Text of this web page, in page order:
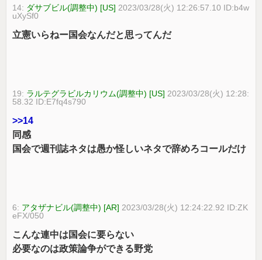
14: ダサブビル(調整中) [US] 2023/03/28(火) 12:26:57.10 ID:b4w
uXySf0
立憲いらねー国会なんだと思ってんだ
19: ラルテグラビルカリウム(調整中) [US] 2023/03/28(火) 12:28:
58.32 ID:E7fq4s790
>>14
同感
国会で週刊誌ネタは愚か怪しいネタで辞めろコールだけ
6: アタザナビル(調整中) [AR] 2023/03/28(火) 12:24:22.92 ID:ZK
eFX/050
こんな連中は国会に要らない
必要なのは政策論争ができる野党